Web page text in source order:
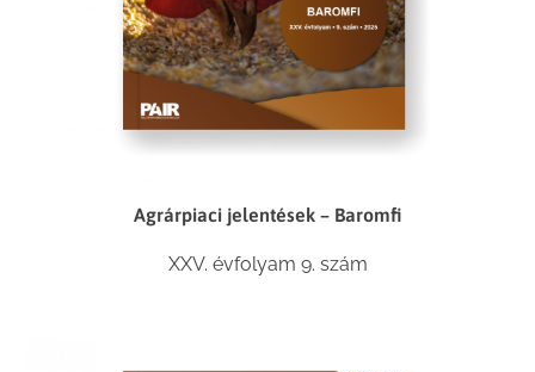
Agrárpiaci jelentések – Baromfi
XXV. évfolyam 9. szám